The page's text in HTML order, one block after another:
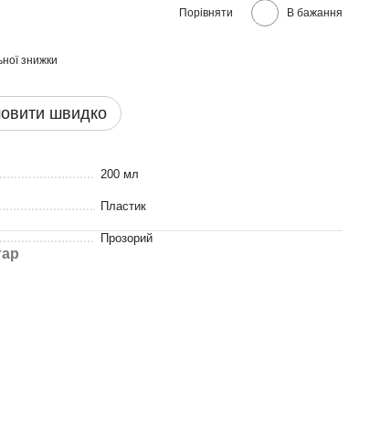
Порівняти В бажання
знижки
швидко
200 мл
Пластик
Прозорий